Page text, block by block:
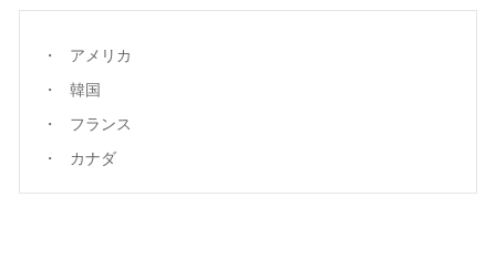
アメリカ
韓国
フランス
カナダ